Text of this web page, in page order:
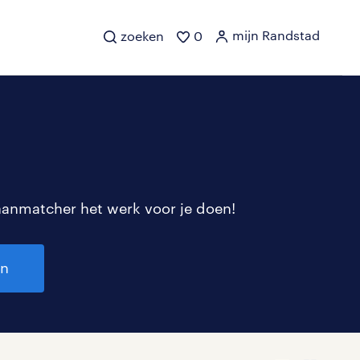
zoeken 0 mijn Randstad
het werk voor je doen!